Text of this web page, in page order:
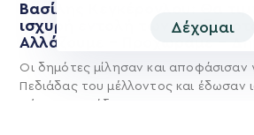
Βασίλης Κεγκέρογλου: Θα
ισχυρή εντολή των
Αλλάζουμε – Προχωράμε –
Οι δημότες μίλησαν και αποφάσισαν
Πεδιάδας του μέλλοντος και έδωσαν
Δέχομαι